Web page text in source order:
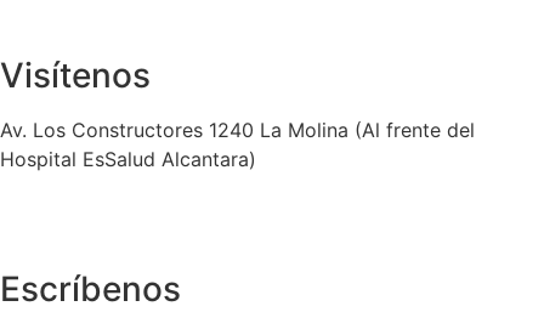
Visítenos
Av. Los Constructores 1240 La Molina (Al frente del
Hospital EsSalud Alcantara)
Escríbenos